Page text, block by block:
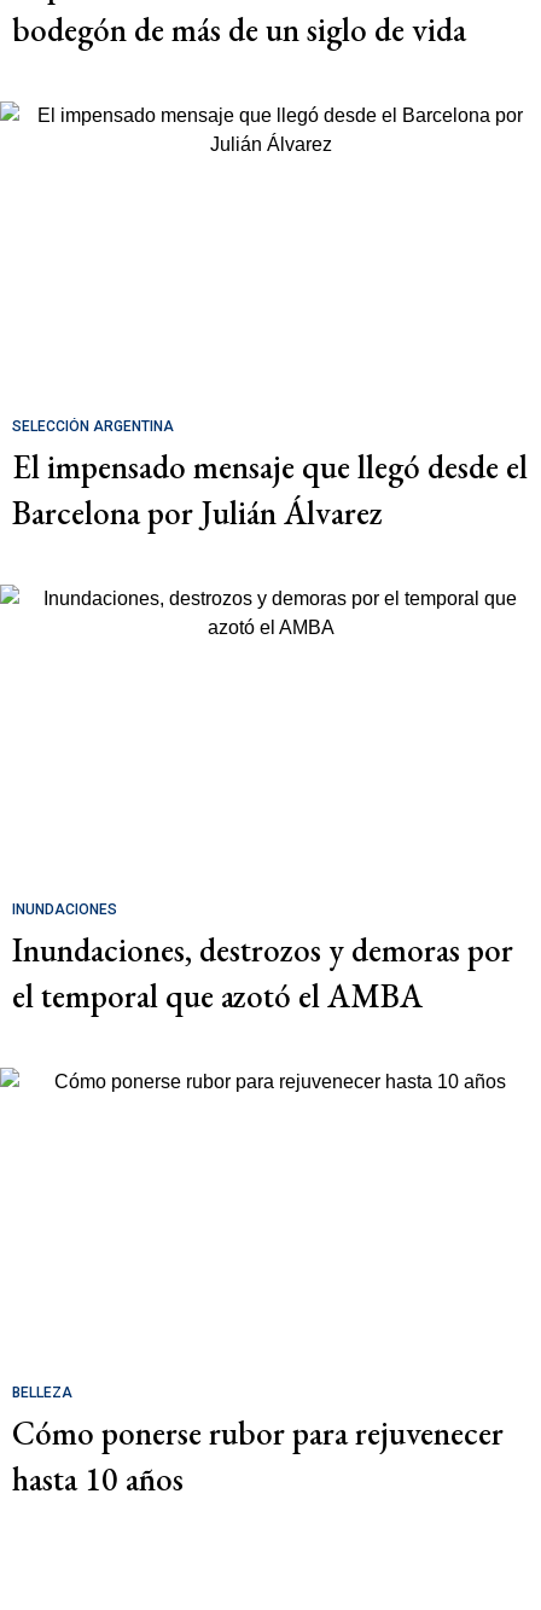
bodegón de más de un siglo de vida
SELECCIÓN ARGENTINA
El impensado mensaje que llegó desde el
Barcelona por Julián Álvarez
INUNDACIONES
Inundaciones, destrozos y demoras por
el temporal que azotó el AMBA
BELLEZA
Cómo ponerse rubor para rejuvenecer
hasta 10 años